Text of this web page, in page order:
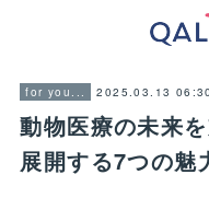
for you... 2025.03.13 06:30
動物医療の未来
展開する7つの魅